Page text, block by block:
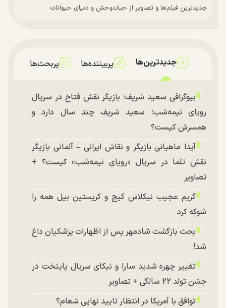
جدیدترین فیلم‌ها و تصاویر از حیات‌وحش و دنیای حیوانات
جدیدترین‌ها پربیننده‌ها پربحث‌ها
بیوگرافی سعید شریف؛ بازیگر نقش فتاح در سریال
رویای نیمه‌شب؛ سعید شریف چند سال دارد و
همسرش کیست؟
آیدا ماهیانی بازیگر و نقاش ایرانی – آلمانی بازیگر
نقش تلما در سریال «رویای نیمه‌شب» کیست؟ +
تصاویر
گریم عجیب نیکلاس کیج و کریستین بیل همه را
شوکه کرد
بحث بازگشت شادمهر پس از اظهارات پزشکیان داغ
شد!
تغییر چهره شدید سارا و نیکای سریال پایتخت در
جشن تولد ۲۲ سالگی + تصاویر
توافق با آمریکا در انتظار تایید نهایی شعام؟